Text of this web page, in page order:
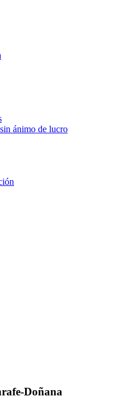
ánimo de lucro
Doñana